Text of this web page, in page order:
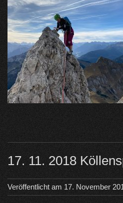
17. 11. 2018
Veröffentlicht am 17. November